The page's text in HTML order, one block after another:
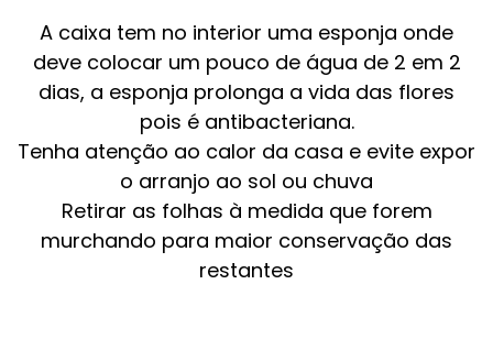
A caixa tem no interior uma esponja onde
deve colocar um pouco de água de 2 em 2
dias, a esponja prolonga a vida das flores
pois é antibacteriana.
Tenha atenção ao calor da casa e evite expor
o arranjo ao sol ou chuva
Retirar as folhas à medida que forem
murchando para maior conservação das
restantes